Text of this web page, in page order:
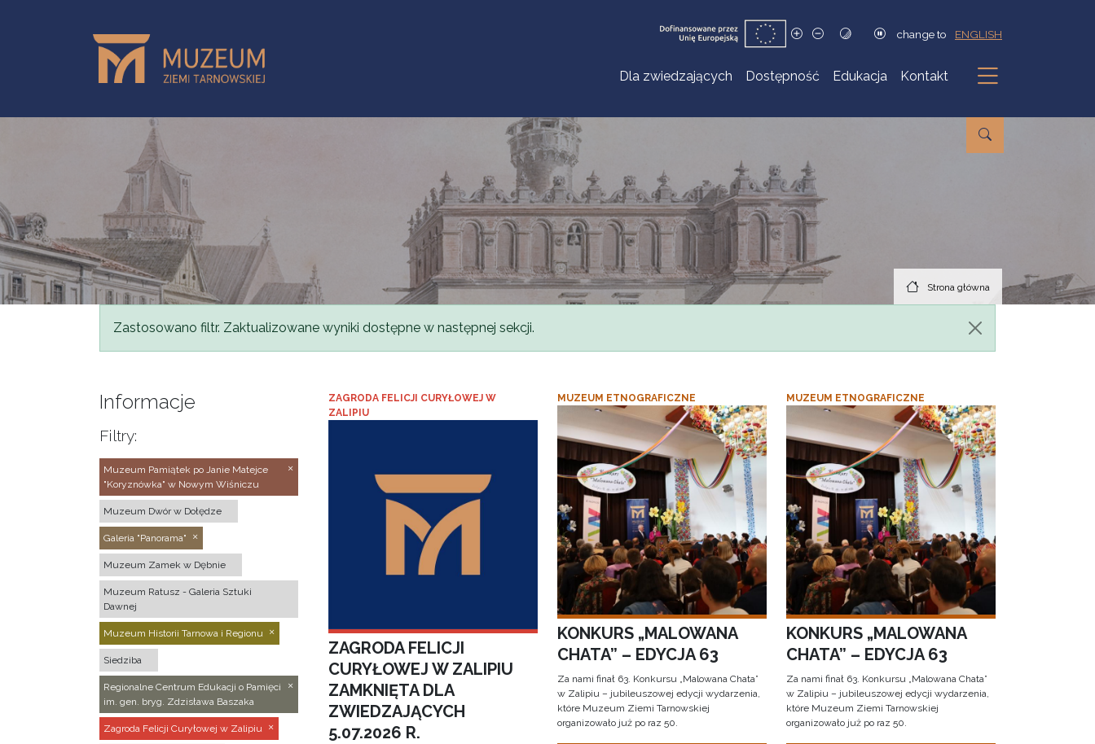
change to ENGLISH
Dla zwiedzających Dostępność Edukacja Kontakt
Podmenu
Strona główna
Komunikat
Zastosowano filtr. Zaktualizowane wyniki dostępne w następnej sekcji.
Informacje
Filtry:
Muzeum Pamiątek po Janie Matejce
"Koryznówka" w Nowym Wiśniczu
Muzeum Dwór w Dołędze
Galeria "Panorama"
Muzeum Zamek w Dębnie
Muzeum Ratusz - Galeria Sztuki
Dawnej
Muzeum Historii Tarnowa i Regionu
Siedziba
Regionalne Centrum Edukacji o Pamięci
im. gen. bryg. Zdzisława Baszaka
Zagroda Felicji Curyłowej w Zalipiu
ZAGRODA FELICJI CURYŁOWEJ W
ZALIPIU
ZAGRODA FELICJI
CURYŁOWEJ W ZALIPIU
ZAMKNIĘTA DLA
ZWIEDZAJĄCYCH
5.07.2026 R.
MUZEUM ETNOGRAFICZNE
KONKURS „MALOWANA
CHATA” – EDYCJA 63
Za nami finał 63. Konkursu „Malowana Chata”
w Zalipiu – jubileuszowej edycji wydarzenia,
które Muzeum Ziemi Tarnowskiej
organizowało już po raz 50.
MUZEUM ETNOGRAFICZNE
KONKURS „MALOWANA
CHATA” – EDYCJA 63
Za nami finał 63. Konkursu „Malowana Chata”
w Zalipiu – jubileuszowej edycji wydarzenia,
które Muzeum Ziemi Tarnowskiej
organizowało już po raz 50.